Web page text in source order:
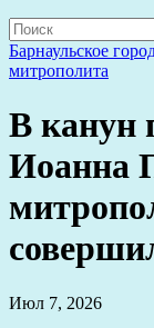
Барнаульское
митрополита
В канун
Иоанна
Июл 7, 2026